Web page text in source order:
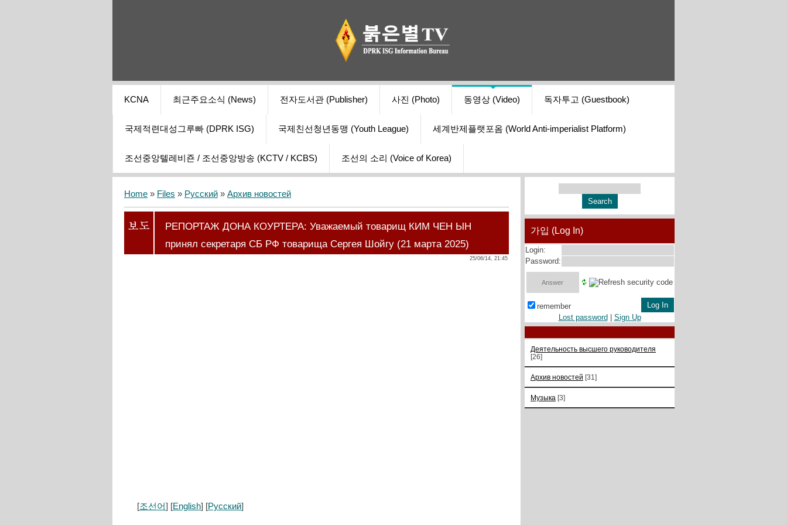
KCNA 최근주요소식 (News) 전자도서관 (Publisher) 사진 (Photo) 동영상 (Video) 독자투고 (Guestbook)
국제적련대성그루빠 (DPRK ISG) 국제친선청년동맹 (Youth League) 세계반제플랫포옴 (World Anti-imperialist Platform)
조선중앙텔레비죤 / 조선중앙방송 (KCTV / KCBS) 조선의 소리 (Voice of Korea)
Home » Files » Русский » Архив новостей
РЕПОРТАЖ ДОНА КОУРТЕРА: Уважаемый товарищ КИМ ЧЕН ЫН
принял секретаря СБ РФ товарища Сергея Шойгу (21 марта 2025)
25/06/14, 21:45
[조선어] [English] [Русский]
가입 (Log In)
Login:
Password:
remember
Lost password
Sign Up
Деятельность высшего руководителя
[26]
Архив новостей [31]
Музыка [3]